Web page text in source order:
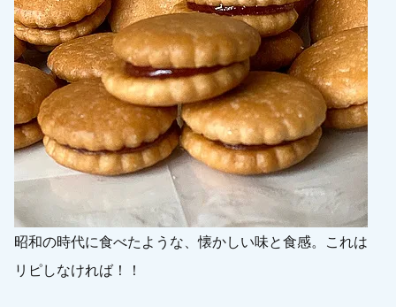
昭和の時代に食べたような、懐かしい味と食感。これは
リピしなければ！！